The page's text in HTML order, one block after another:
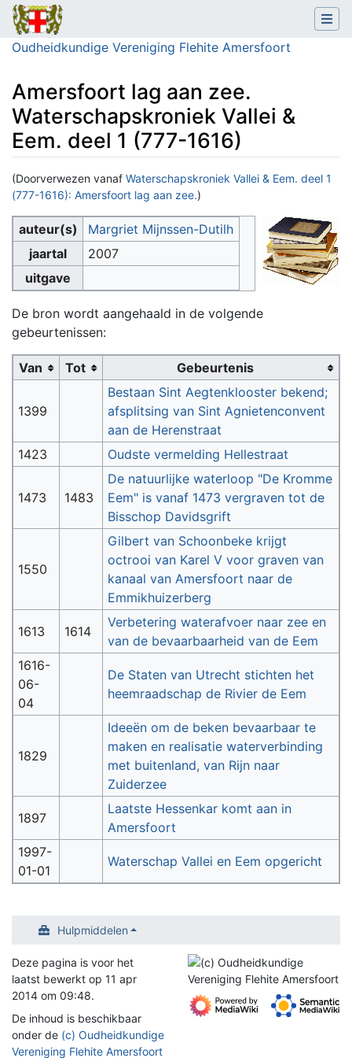
Oudheidkundige Vereniging Flehite Amersfoort
Amersfoort lag aan zee.
Waterschapskroniek Vallei &
Eem. deel 1 (777-1616)
(Doorverwezen vanaf Waterschapskroniek Vallei & Eem. deel 1
(777-1616): Amersfoort lag aan zee.)
auteur(s)
Margriet Mijnssen-Dutilh
jaartal
2007
uitgave
De bron wordt aangehaald in de volgende
gebeurtenissen:
Van Tot Gebeurtenis
1399
Bestaan Sint Aegtenklooster bekend;
afsplitsing van Sint Agnietenconvent
aan de Herenstraat
1423
Oudste vermelding Hellestraat
1473 1483
De natuurlijke waterloop "De Kromme
Eem" is vanaf 1473 vergraven tot de
Bisschop Davidsgrift
1550
Gilbert van Schoonbeke krijgt
octrooi van Karel V voor graven van
kanaal van Amersfoort naar de
Emmikhuizerberg
1613 1614
Verbetering waterafvoer naar zee en
van de bevaarbaarheid van de Eem
1616-
06-
04
De Staten van Utrecht stichten het
heemraadschap de Rivier de Eem
1829
Ideeën om de beken bevaarbaar te
maken en realisatie waterverbinding
met buitenland, van Rijn naar
Zuiderzee
1897
Laatste Hessenkar komt aan in
Amersfoort
1997-
01-01
Waterschap Vallei en Eem opgericht
Hulpmiddelen
Deze pagina is voor het
laatst bewerkt op 11 apr
2014 om 09:48.
De inhoud is beschikbaar
onder de (c) Oudheidkundige
Vereniging Flehite Amersfoort